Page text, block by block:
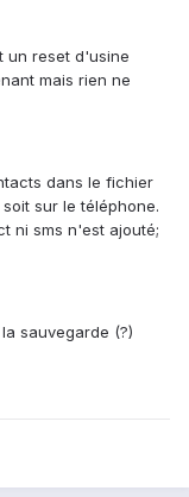
un reset d'usine
mais rien ne
dans le fichier
sur le téléphone.
ni sms n'est ajouté;
sauvegarde (?)